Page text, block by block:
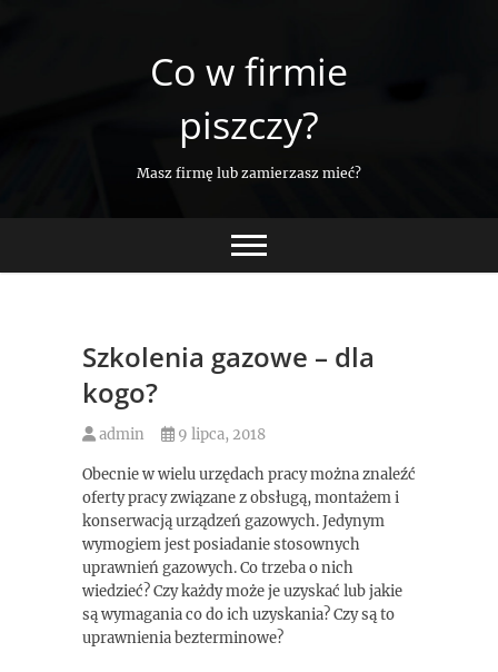
Co w firmie
piszczy?
Masz firmę lub zamierzasz mieć?
Szkolenia gazowe – dla
kogo?
admin 9 lipca, 2018
Obecnie w wielu urzędach pracy można znaleźć
oferty pracy związane z obsługą, montażem i
konserwacją urządzeń gazowych. Jedynym
wymogiem jest posiadanie stosownych
uprawnień gazowych. Co trzeba o nich
wiedzieć? Czy każdy może je uzyskać lub jakie
są wymagania co do ich uzyskania? Czy są to
uprawnienia bezterminowe?